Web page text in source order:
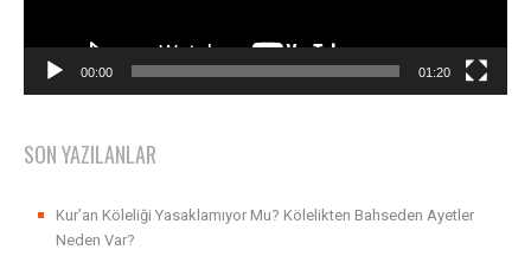
00:00 01:20
SON YAZILANLAR
Kur’an Köleliği Yasaklamıyor Mu? Kölelikten Bahseden Ayetler
Neden Var?